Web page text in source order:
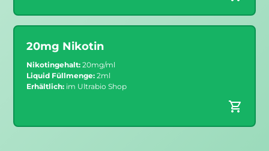
20mg Nikotin
Nikotingehalt: 20mg/ml
Liquid Füllmenge: 2ml
Erhältlich: im Ultrabio Shop